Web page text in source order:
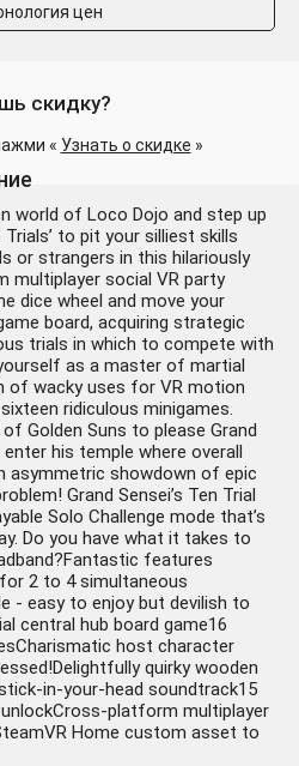
цен
скидку?
« Узнать о скидке »
world of Loco Dojo and step up
Trials’ to pit your silliest skills
or strangers in this hilariously
social VR party
dice wheel and move your
board, acquiring strategic
trials in which to compete with
as a master of martial
of wacky uses for VR motion
ridiculous minigames.
Golden Suns to please Grand
his temple where overall
asymmetric showdown of epic
Grand Sensei’s Ten Trial
Solo Challenge mode that’s
Do you have what it takes to
features
2 to 4 simultaneous
- easy to enjoy but devilish to
central hub board game16
host character
quirky wooden
in-your-head soundtrack15
platform multiplayer
Home custom asset to